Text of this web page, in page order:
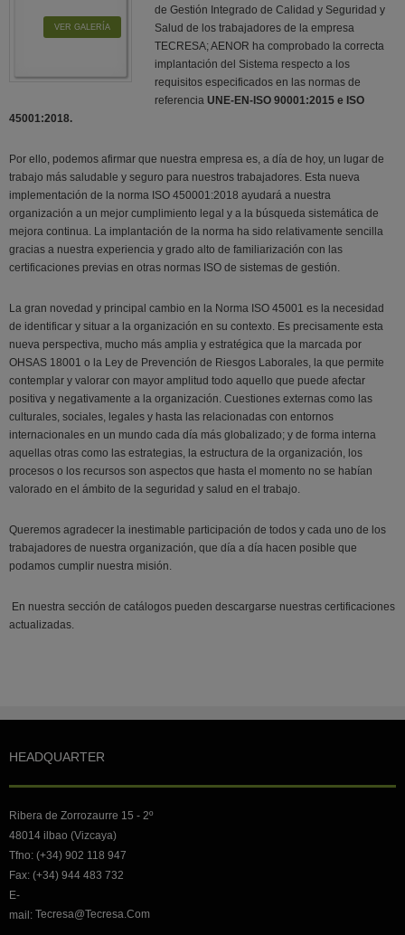
VER GALERÍA
de Gestión Integrado de Calidad y Seguridad y
Salud de los trabajadores de la empresa
TECRESA; AENOR ha comprobado la correcta
implantación del Sistema respecto a los
requisitos especificados en las normas de
referencia UNE-EN-ISO 90001:2015 e ISO
45001:2018.
Por ello, podemos afirmar que nuestra empresa es, a día de hoy, un lugar de
trabajo más saludable y seguro para nuestros trabajadores. Esta nueva
implementación de la norma ISO 450001:2018 ayudará a nuestra
organización a un mejor cumplimiento legal y a la búsqueda sistemática de
mejora continua. La implantación de la norma ha sido relativamente sencilla
gracias a nuestra experiencia y grado alto de familiarización con las
certificaciones previas en otras normas ISO de sistemas de gestión.
La gran novedad y principal cambio en la Norma ISO 45001 es la necesidad
de identificar y situar a la organización en su contexto. Es precisamente esta
nueva perspectiva, mucho más amplia y estratégica que la marcada por
OHSAS 18001 o la Ley de Prevención de Riesgos Laborales, la que permite
contemplar y valorar con mayor amplitud todo aquello que puede afectar
positiva y negativamente a la organización. Cuestiones externas como las
culturales, sociales, legales y hasta las relacionadas con entornos
internacionales en un mundo cada día más globalizado; y de forma interna
aquellas otras como las estrategias, la estructura de la organización, los
procesos o los recursos son aspectos que hasta el momento no se habían
valorado en el ámbito de la seguridad y salud en el trabajo.
Queremos agradecer la inestimable participación de todos y cada uno de los
trabajadores de nuestra organización, que día a día hacen posible que
podamos cumplir nuestra misión.
En nuestra sección de catálogos pueden descargarse nuestras certificaciones
actualizadas.
HEADQUARTER
Ribera de Zorrozaurre 15 - 2º
48014 ilbao (Vizcaya)
Tfno: (+34) 902 118 947
Fax: (+34) 944 483 732
E-
mail: Tecresa@tecresa.com